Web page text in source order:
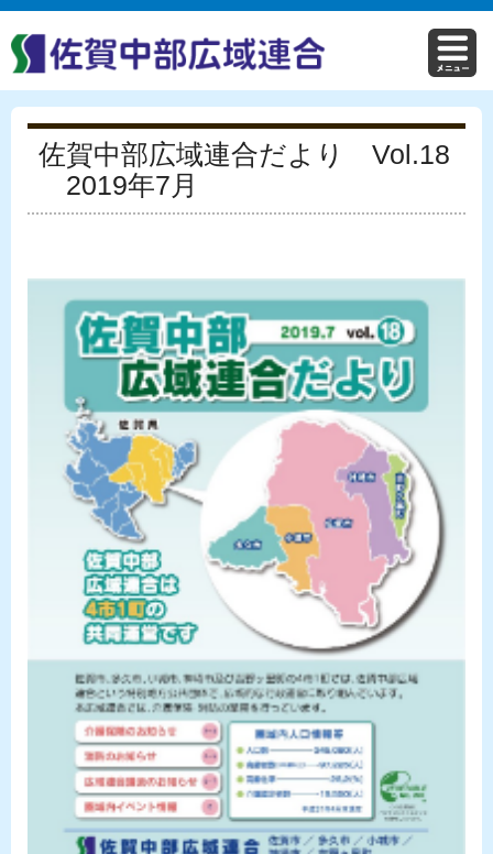
佐賀中部広域連合だより Vol.18
2019年7月